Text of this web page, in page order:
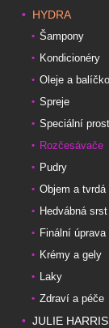
• HYDRA
• Šampony
• Kondicionéry
• Oleje a
• Spreje
• Speciální
• Rozčesávače
• Pudry
• Objem a tvrdá
• Hedvábná srst
• Finální úprava
• Krémy a gely
• Laky
• Zdraví a péče
• JULIE